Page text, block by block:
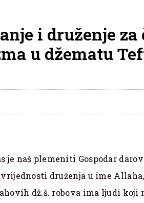
i druženje
u džematu
je naš plemeniti Gospodar
druženja u ime
dž.š. robova ima ljudi